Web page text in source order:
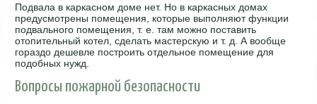
Подвала в каркасном доме нет. Но в каркасных домах
предусмотрены помещения, которые выполняют функции
подвального помещения, т. е. там можно поставить
отопительный котел, сделать мастерскую и т. д. А вообще
гораздо дешевле построить отдельное помещение для
подобных нужд.
Вопросы пожарной безопасности